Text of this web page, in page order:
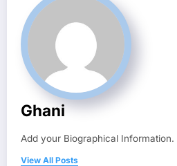
Ghani
Add your Biographical Information.
View All Posts